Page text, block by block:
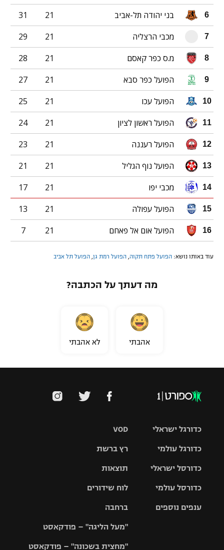
6 בני יהודה תל-אביב 21
31
7 מכבי הרצליה 21
29
8 מ.ס כפר קאסם 21
28
9 הפועל כפר סבא 21
27
10 הפועל עכו 21
25
11 הפועל ראשון לציון 21
24
12 הפועל רעננה 21
23
13 הפועל נוף הגליל 21
21
14 מכבי יפו 21
17
15 הפועל עפולה 21
13
16 הפועל אום אל פאחם 21
7
עוד באותו נושא: הפועל פתח תקוה הפועל רמת גן הפועל תל אביב
מה דעתך על הכתבה?
אהבתי לא אהבתי
VOD
רץ ברשת
תוצאות
לוח שידורים
ברחבה
"מעל הליגה" – פודקאסט
"מחצית בשכונה" – פודקאסט
כדורגל ישראלי
גביע הטוטו
כדורגל עולמי
האלופות
ליגה
כדורסל ישראלי
סל
כדורסל עולמי
ענפים נוספים